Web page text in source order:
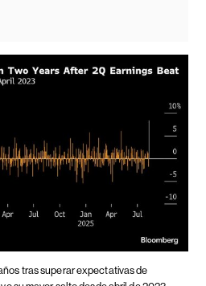
tras superar expectativas de